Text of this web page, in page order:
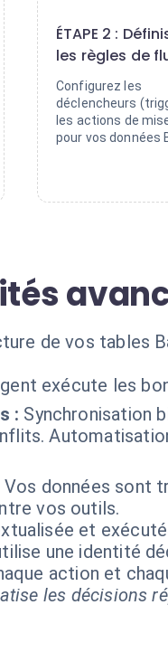
ÉTAPE 2 :
les règles de
Configurez les
déclencheurs
les actions de
pour vos données
de vos tables
exécute les
: Synchronisation
Vos données sont
vos outils.
et
une identité
action et
les décisions